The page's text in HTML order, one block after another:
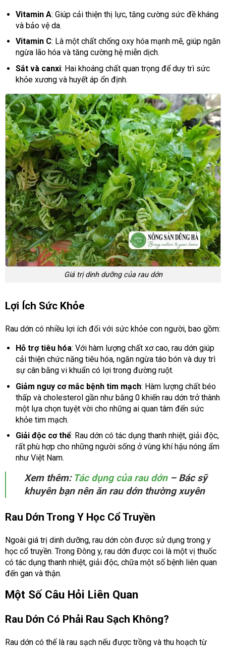
Vitamin A: Giúp cải thiện thị lực, tăng cường sức đề kháng
và bảo vệ da.
Vitamin C: Là một chất chống oxy hóa mạnh mẽ, giúp ngăn
ngừa lão hóa và tăng cường hệ miễn dịch.
Sắt và canxi: Hai khoáng chất quan trọng để duy trì sức
khỏe xương và huyết áp ổn định.
Giá trị dinh dưỡng của rau dớn
Lợi Ích Sức Khỏe
Rau dớn có nhiều lợi ích đối với sức khỏe con người, bao gồm:
Hỗ trợ tiêu hóa: Với hàm lượng chất xơ cao, rau dớn giúp
cải thiện chức năng tiêu hóa, ngăn ngừa táo bón và duy trì
sự cân bằng vi khuẩn có lợi trong đường ruột.
Giảm nguy cơ mắc bệnh tim mạch: Hàm lượng chất béo
thấp và cholesterol gần như bằng 0 khiến rau dớn trở thành
một lựa chọn tuyệt vời cho những ai quan tâm đến sức
khỏe tim mạch.
Giải độc cơ thể: Rau dớn có tác dụng thanh nhiệt, giải độc,
rất phù hợp cho những người sống ở vùng khí hậu nóng ẩm
như Việt Nam.
Xem thêm: Tác dụng của rau dớn– Bác sỹ
khuyên bạn nên ăn rau dớn thường xuyên
Rau Dớn Trong Y Học Cổ Truyền
Ngoài giá trị dinh dưỡng, rau dớn còn được sử dụng trong y
học cổ truyền. Trong Đông y, rau dớn được coi là một vị thuốc
có tác dụng thanh nhiệt, giải độc, chữa một số bệnh liên quan
đến gan và thận.
Một Số Câu Hỏi Liên Quan
Rau Dớn Có Phải Rau Sạch Không?
Rau dớn có thể là rau sạch nếu được trồng và thu hoạch từ